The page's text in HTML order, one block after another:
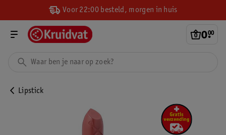
Voor 22:00 besteld, morgen in huis
0.
00
Lipstick